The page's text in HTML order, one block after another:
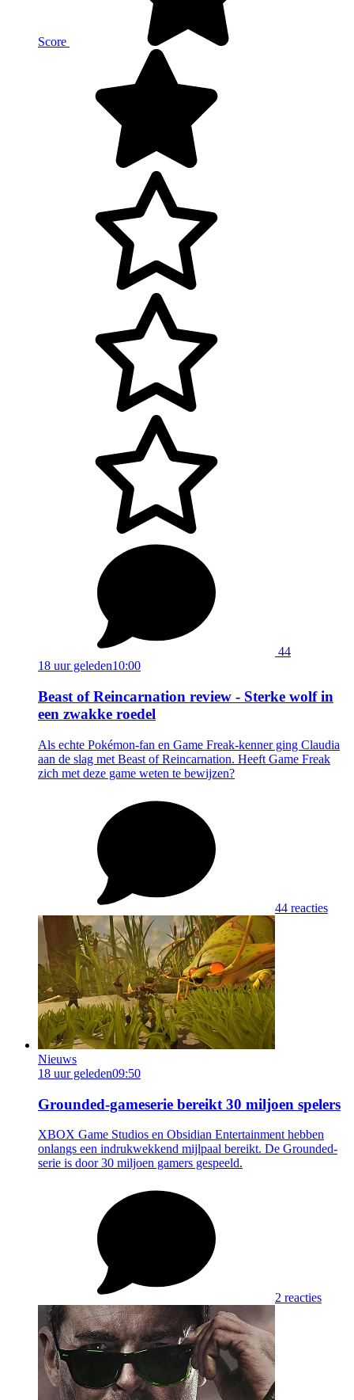
Score
44
18 uur geleden10:00
Beast of Reincarnation review - Sterke wolf in
een zwakke roedel
Als echte Pokémon-fan en Game Freak-kenner ging Claudia
aan de slag met Beast of Reincarnation. Heeft Game Freak
zich met deze game weten te bewijzen?
44 reacties
Nieuws
18 uur geleden09:50
Grounded-gameserie bereikt 30 miljoen spelers
XBOX Game Studios en Obsidian Entertainment hebben
onlangs een indrukwekkend mijlpaal bereikt. De Grounded-
serie is door 30 miljoen gamers gespeeld.
2 reacties